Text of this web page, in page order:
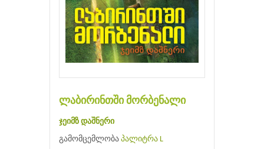
ლაბირინთში მორბენალი
ჯეიმზ დაშნერი
გამომცემლობა პალიტრა L